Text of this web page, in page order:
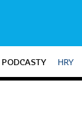
PODCASTY HRY